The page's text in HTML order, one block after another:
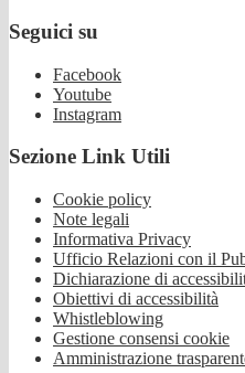
Seguici su
Facebook
Youtube
Instagram
Sezione Link Utili
Cookie policy
Note legali
Informativa Privacy
Ufficio Relazioni con il
Dichiarazione di
Obiettivi di accessibilità
Whistleblowing
Gestione consensi cookie
Amministrazione